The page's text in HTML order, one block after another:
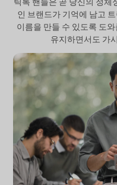
틱톡 핸들은 곧 당신의 정체
인 브랜드가 기억에 남고
이름을 만들 수 있도록 도
유지하면서도 가